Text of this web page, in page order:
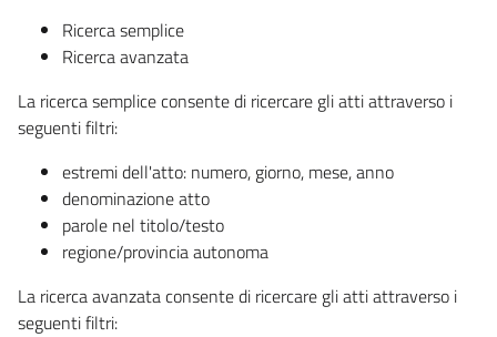
Ricerca semplice
Ricerca avanzata
La ricerca semplice consente di ricercare gli atti attraverso i
seguenti filtri:
estremi dell'atto: numero, giorno, mese, anno
denominazione atto
parole nel titolo/testo
regione/provincia autonoma
La ricerca avanzata consente di ricercare gli atti attraverso i
seguenti filtri: